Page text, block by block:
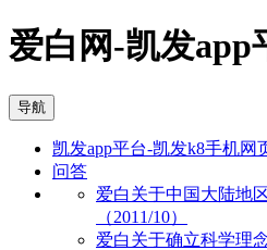
爱白网-凯发app
导航
凯发app平台-凯发k8手机网
问答
爱白关于中国大陆地
（2011/10）
爱白关于确立科学理